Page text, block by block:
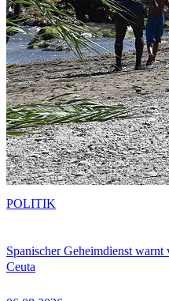
Spanischer Geheimdienst
Ceuta
POLITIK